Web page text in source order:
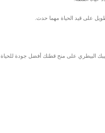
على قيد الحياة مهما حدث.
البيطري على منح قطتك أفضل جودة للحياة